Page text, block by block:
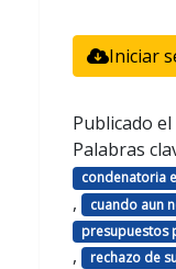
Iniciar
Publicado el
Palabras
condenatoria
, cuando aun
presupuestos
, rechazo de